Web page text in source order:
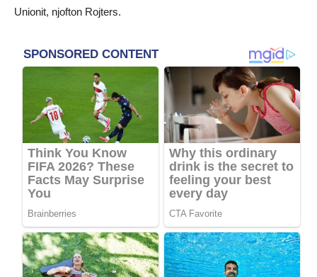
Unionit, njofton Rojters.